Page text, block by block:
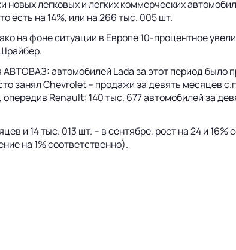
легковых и легких коммерческих
есть на 14%, или на 266 тыс. 005 шт.
на фоне ситуации в Европе 10-процентное
автомобилей Lada за этот период было
занял Chevrolet – продажи за девять месяцев
Renault: 140 тыс. 677 автомобилей за
и 14 тыс. 013 шт. – в сентябре, рост на 24 и
на 1% соответственно).